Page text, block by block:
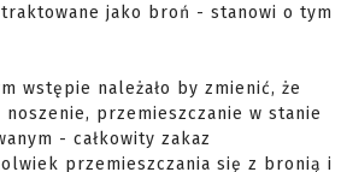
jako broń - stanowi o tym
wstępie należało by zmienić, że
noszenie, przemieszczanie w stanie
- całkowity zakaz
przemieszczania się z bronią i